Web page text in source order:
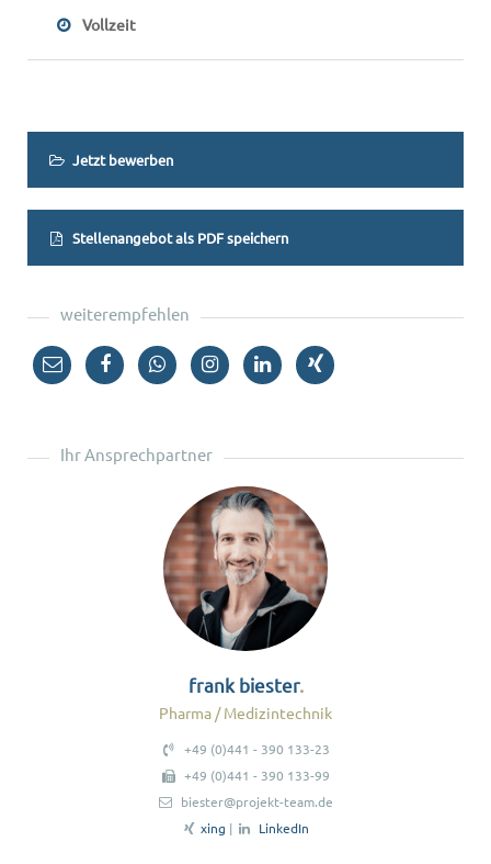
Vollzeit
Jetzt bewerben
Stellenangebot als PDF speichern
weiterempfehlen
Ihr Ansprechpartner
frank biester
Pharma / Medizintechnik
+49 (0)441 - 390 133-23
+49 (0)441 - 390 133-99
biester@projekt-team.de
xing | LinkedIn